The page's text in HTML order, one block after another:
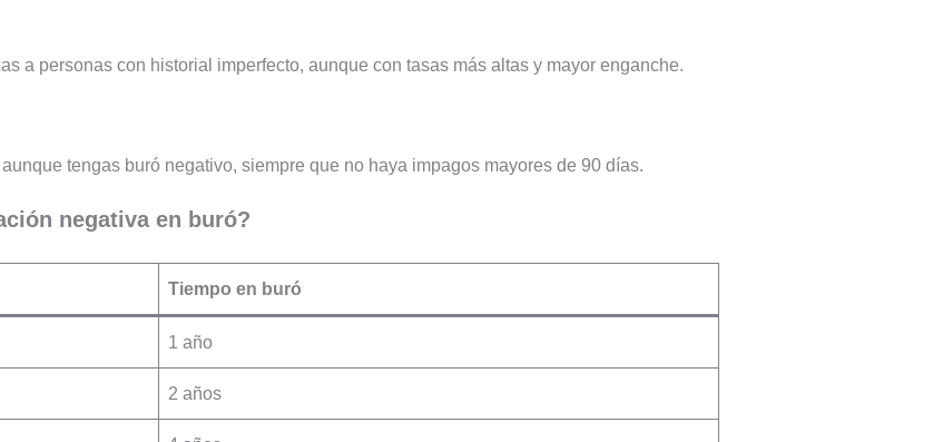
a personas con historial imperfecto, aunque con tasas más altas y mayor enganche.
tengas buró negativo, siempre que no haya impagos mayores de 90 días.
negativa en buró?
Tiempo en buró
1 año
2 años